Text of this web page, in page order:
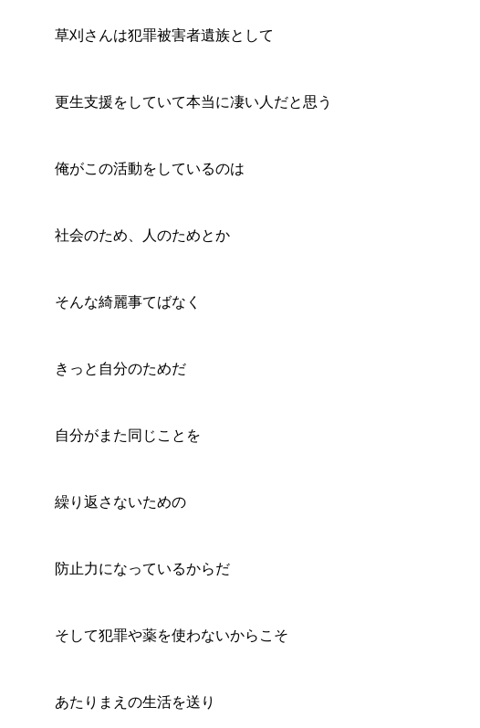
草刈さんは犯罪被害者遺族として
更生支援をしていて本当に凄い人だと思う
俺がこの活動をしているのは
社会のため、人のためとか
そんな綺麗事てばなく
きっと自分のためだ
自分がまた同じことを
繰り返さないための
防止力になっているからだ
そして犯罪や薬を使わないからこそ
あたりまえの生活を送り